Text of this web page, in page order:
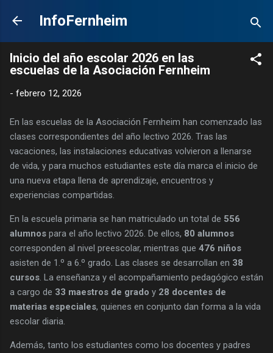
Ir al contenido principal
InfoFernheim
Inicio del año escolar 2026 en las
escuelas de la Asociación Fernheim
- febrero 12, 2026
En las escuelas de la Asociación Fernheim han comenzado las
clases correspondientes del año lectivo 2026. Tras las
vacaciones, las instalaciones educativas volvieron a llenarse
de vida, y para muchos estudiantes este día marca el inicio de
una nueva etapa llena de aprendizaje, encuentros y
experiencias compartidas.
En la escuela primaria se han matriculado un total de 556
alumnos para el año lectivo 2026. De ellos, 80 alumnos
corresponden al nivel preescolar, mientras que 476 niños
asisten de 1.º a 6.º grado. Las clases se desarrollan en 38
cursos . La enseñanza y el acompañamiento pedagógico están
a cargo de 33 maestros de grado y 28 docentes de
materias especiales, quienes en conjunto dan forma a la vida
escolar diaria.
Además, tanto los estudiantes como los docentes y padres